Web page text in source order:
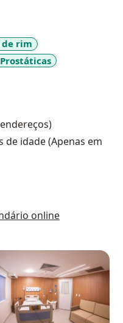
habilidades para
que me procuram e
na rede privada onde
a quem também
suas cirurgias. Sócio
urológica que tive e
buscamos
pacientes.
de rim
de idade (Apenas em
online